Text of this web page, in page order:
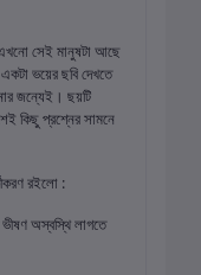
সেই মানুষটা আছে
ভয়ের ছবি দেখতে
জন্যেই। ছয়টি
কিছু প্রশ্নের সামনে
রইলো :
অস্বস্থি লাগতে